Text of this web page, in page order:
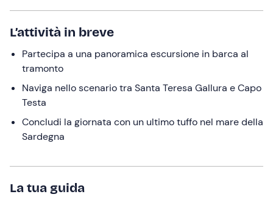
get
the
keyboard
shortcuts
changing
dates.
L’attività in breve
Partecipa a una panoramica escursione in barca al
tramonto
Naviga nello scenario tra Santa Teresa Gallura e Capo
Testa
Concludi la giornata con un ultimo tuffo nel mare della
Sardegna
La tua guida